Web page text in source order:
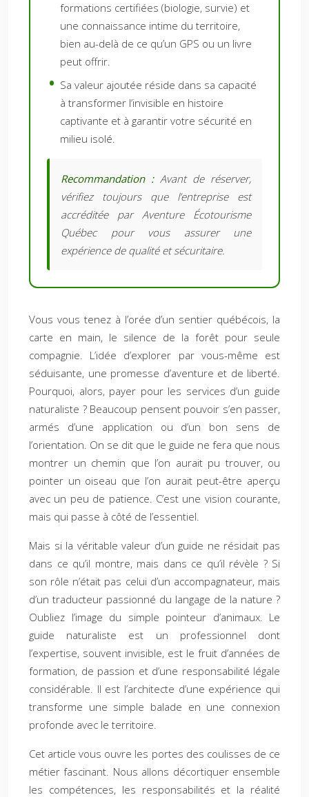
formations certifiées (biologie, survie) et
une connaissance intime du territoire,
bien au-delà de ce qu’un GPS ou un livre
peut offrir.
Sa valeur ajoutée réside dans sa capacité
à transformer l’invisible en histoire
captivante et à garantir votre sécurité en
milieu isolé.
Recommandation :Avant de réserver,
vérifiez toujours que l’entreprise est
accréditée par Aventure Écotourisme
Québec pour vous assurer une
expérience de qualité et sécuritaire.
Vous vous tenez à l’orée d’un sentier québécois, la
carte en main, le silence de la forêt pour seule
compagnie. L’idée d’explorer par vous-même est
séduisante, une promesse d’aventure et de liberté.
Pourquoi, alors, payer pour les services d’un guide
naturaliste ? Beaucoup pensent pouvoir s’en passer,
armés d’une application ou d’un bon sens de
l’orientation. On se dit que le guide ne fera que nous
montrer un chemin que l’on aurait pu trouver, ou
pointer un oiseau que l’on aurait peut-être aperçu
avec un peu de patience. C’est une vision courante,
mais qui passe à côté de l’essentiel.
Mais si la véritable valeur d’un guide ne résidait pas
dans ce qu’il montre, mais dans ce qu’il révèle ? Si
son rôle n’était pas celui d’un accompagnateur, mais
d’un traducteur passionné du langage de la nature ?
Oubliez l’image du simple pointeur d’animaux. Le
guide naturaliste est un professionnel dont
l’expertise, souvent invisible, est le fruit d’années de
formation, de passion et d’une responsabilité légale
considérable. Il est l’architecte d’une expérience qui
transforme une simple balade en une connexion
profonde avec le territoire.
Cet article vous ouvre les portes des coulisses de ce
métier fascinant. Nous allons décortiquer ensemble
les compétences, les responsabilités et la réalité